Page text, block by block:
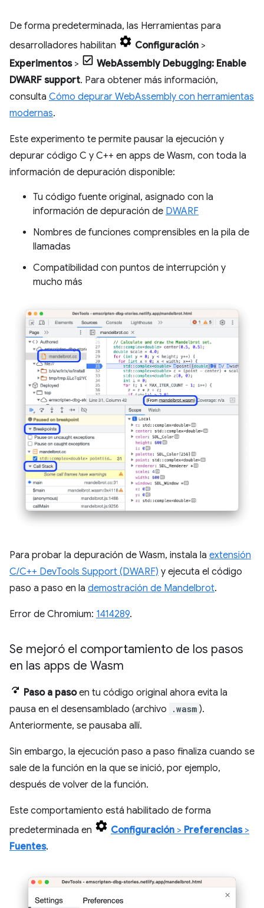
De forma predeterminada, las Herramientas para
desarrolladores habilitan
Configuración >
Experimentos>
WebAssembly Debugging: Enable
DWARF support. Para obtener más información,
consulta Cómo depurar WebAssembly con herramientas
modernas.
Este experimento te permite pausar la ejecución y
depurar código C y C++ en apps de Wasm, con toda la
información de depuración disponible:
Tu código fuente original, asignado con la
información de depuración de DWARF
Nombres de funciones comprensibles en la pila de
llamadas
Compatibilidad con puntos de interrupción y
mucho más
Para probar la depuración de Wasm, instala la extensión
C/C++ DevTools Support (DWARF) y ejecuta el código
paso a paso en la demostración de Mandelbrot.
Error de Chromium: 1414289.
Se mejoró el comportamiento de los pasos
en las apps de Wasm
Paso a pasoen tu código original ahora evita la
pausa en el desensamblado (archivo
.wasm ).
Anteriormente, se pausaba allí.
Sin embargo, la ejecución paso a paso finaliza cuando se
sale de la función en la que se inició, por ejemplo,
después de volver de la función.
Este comportamiento está habilitado de forma
predeterminada en
Configuración > Preferencias>
Fuentes.